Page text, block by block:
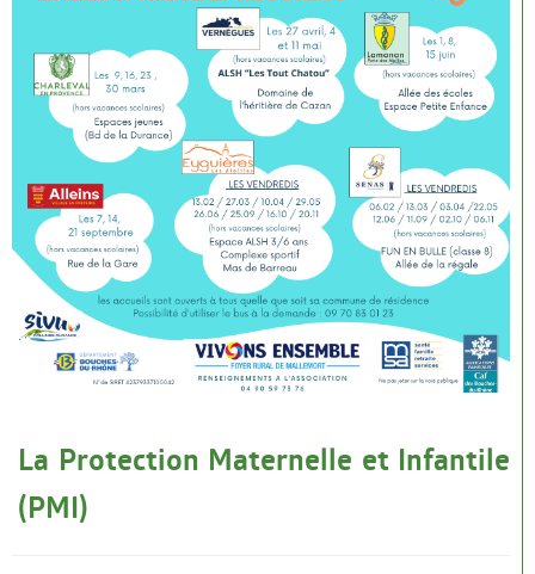
La Protection Maternelle et Infantile
(PMI)